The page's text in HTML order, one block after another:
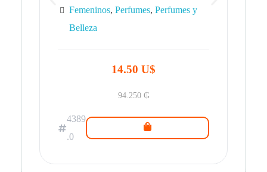
Femeninos, Perfumes, Perfumes y
Belleza
14.50 U$
94.250 ₲
4389
.0